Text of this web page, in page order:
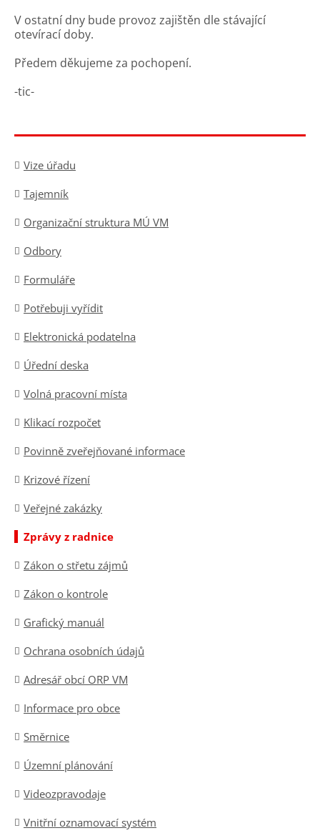
V ostatní dny bude provoz zajištěn dle stávající
otevírací doby.
Předem děkujeme za pochopení.
-tic-
Vize úřadu
Tajemník
Organizační struktura MÚ VM
Odbory
Formuláře
Potřebuji vyřídit
Elektronická podatelna
Úřední deska
Volná pracovní místa
Klikací rozpočet
Povinně zveřejňované informace
Krizové řízení
Veřejné zakázky
Zprávy z radnice
Zákon o střetu zájmů
Zákon o kontrole
Grafický manuál
Ochrana osobních údajů
Adresář obcí ORP VM
Informace pro obce
Směrnice
Územní plánování
Videozpravodaje
Vnitřní oznamovací systém